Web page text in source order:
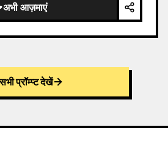
अभी आज़माएं
प्रॉम्प्ट देखें